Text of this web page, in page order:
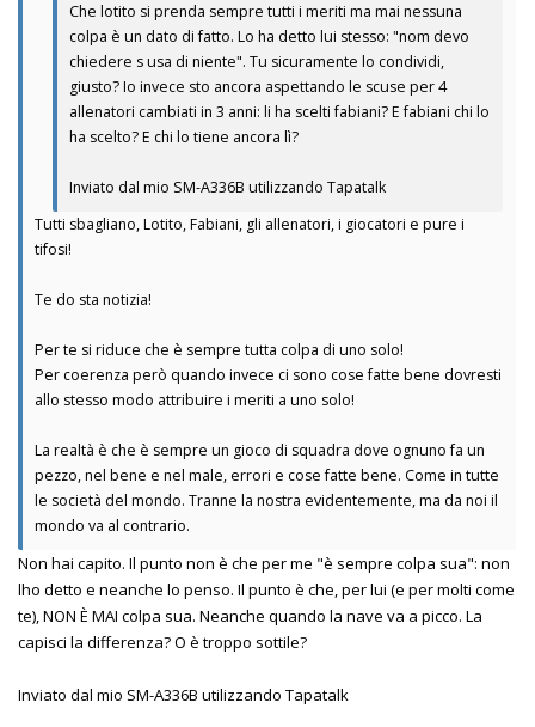
Che lotito si prenda sempre tutti i meriti ma mai nessuna
colpa è un dato di fatto. Lo ha detto lui stesso: "nom devo
chiedere s usa di niente". Tu sicuramente lo condividi,
giusto? Io invece sto ancora aspettando le scuse per 4
allenatori cambiati in 3 anni: li ha scelti fabiani? E fabiani chi lo
ha scelto? E chi lo tiene ancora lì?
Inviato dal mio SM-A336B utilizzando Tapatalk
Tutti sbagliano, Lotito, Fabiani, gli allenatori, i giocatori e pure i
tifosi!
Te do sta notizia!
Per te si riduce che è sempre tutta colpa di uno solo!
Per coerenza però quando invece ci sono cose fatte bene dovresti
allo stesso modo attribuire i meriti a uno solo!
La realtà è che è sempre un gioco di squadra dove ognuno fa un
pezzo, nel bene e nel male, errori e cose fatte bene. Come in tutte
le società del mondo. Tranne la nostra evidentemente, ma da noi il
mondo va al contrario.
Non hai capito. Il punto non è che per me "è sempre colpa sua": non
lho detto e neanche lo penso. Il punto è che, per lui (e per molti come
te), NON È MAI colpa sua. Neanche quando la nave va a picco. La
capisci la differenza? O è troppo sottile?
Inviato dal mio SM-A336B utilizzando Tapatalk